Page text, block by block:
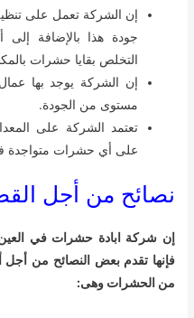
إن الشركة تعمل على
جودة هذا بالإضافة إلى
التخلص بقايا حشرات
إن الشركة يوجد بها
مستوى من الجودة.
تعتمد الشركة على
على أي حشرات متواجدة
نصائح من أجل
إن شركة ابادة حشرات في
فإنها تقدم بعض النصائح من أجل
من الحشرات وهى: